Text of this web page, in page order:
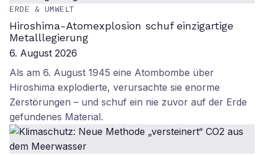
ERDE & UMWELT
Hiroshima-Atomexplosion schuf einzigartige
Metalllegierung
6. August 2026
Als am 6. August 1945 eine Atombombe über
Hiroshima explodierte, verursachte sie enorme
Zerstörungen – und schuf ein nie zuvor auf der Erde
gefundenes Material.